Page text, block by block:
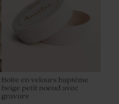
Boîte en velours baptême
beige petit noeud avec
gravure